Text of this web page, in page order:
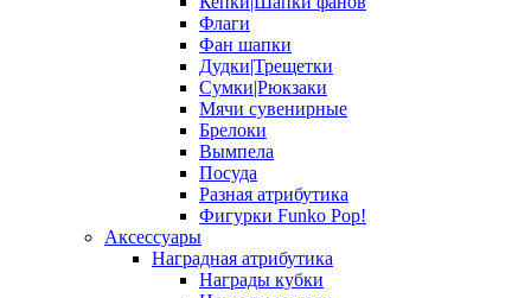
Флаги
Фан шапки
Дудки|Трещетки
Сумки|Рюкзаки
Мячи сувенирные
Брелоки
Вымпела
Посуда
Разная атрибутика
Фигурки Funko Pop!
Аксессуары
Наградная атрибутика
Награды кубки